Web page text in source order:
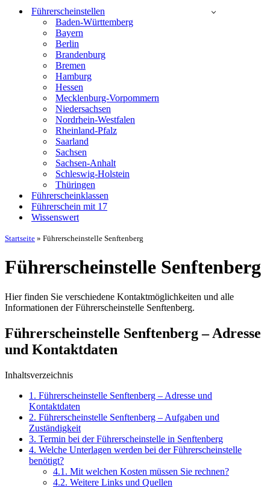
Führerscheinstellen
Baden-Württemberg
Bayern
Berlin
Brandenburg
Bremen
Hamburg
Hessen
Mecklenburg-Vorpommern
Niedersachsen
Nordrhein-Westfalen
Rheinland-Pfalz
Saarland
Sachsen
Sachsen-Anhalt
Schleswig-Holstein
Thüringen
Führerscheinklassen
Führerschein mit 17
Wissenswert
Startseite » Führerscheinstelle Senftenberg
Führerscheinstelle Senftenberg
Hier finden Sie verschiedene Kontaktmöglichkeiten und alle
Informationen der Führerscheinstelle Senftenberg.
Führerscheinstelle Senftenberg – Adresse
und Kontaktdaten
Inhaltsverzeichnis
1. Führerscheinstelle Senftenberg – Adresse und
Kontaktdaten
2. Führerscheinstelle Senftenberg – Aufgaben und
Zuständigkeit
3. Termin bei der Führerscheinstelle in Senftenberg
4. Welche Unterlagen werden bei der Führerscheinstelle
benötigt?
4.1. Mit welchen Kosten müssen Sie rechnen?
4.2. Weitere Links und Quellen